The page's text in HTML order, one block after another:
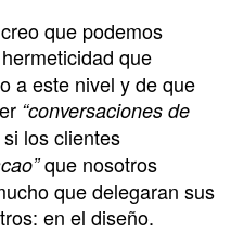
que podemos
que
a este nivel y de que
“conversaciones de
los clientes
que nosotros
que delegaran sus
en el diseño.